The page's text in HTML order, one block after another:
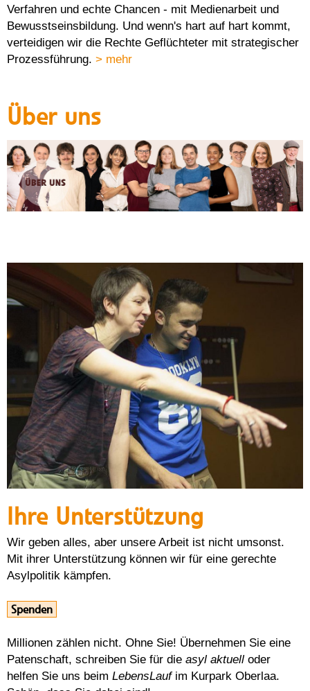
Verfahren und echte Chancen - mit Medienarbeit und
Bewusstseinsbildung. Und wenn's hart auf hart kommt,
verteidigen wir die Rechte Geflüchteter mit strategischer
Prozessführung. > mehr
Über uns
Ihre Unterstützung
Wir geben alles, aber unsere Arbeit ist nicht umsonst.
Mit ihrer Unterstützung können wir für eine gerechte
Asylpolitik kämpfen.
Spenden
Millionen zählen nicht. Ohne Sie! Übernehmen Sie eine
Patenschaft, schreiben Sie für die asyl aktuell oder
helfen Sie uns beim LebensLaufim Kurpark Oberlaa.